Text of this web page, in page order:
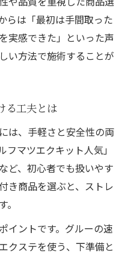
らは「最初は手間取った
実感できた」といった声
い方法で施術することが
る工夫とは
は、手軽さと安全性の両
マツエクキット人気」
ど、初心者でも扱いやす
き商品を選ぶと、ストレ
イントです。グルーの速
クステを使う、下準備と